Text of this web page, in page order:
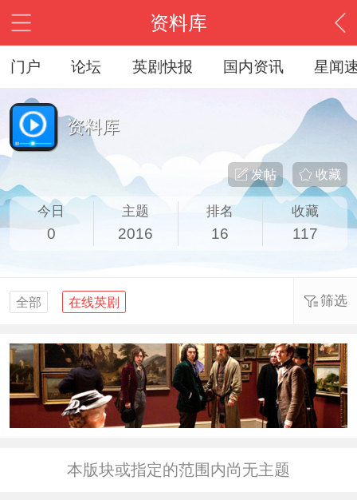
资料库
门户 论坛 英剧快报 国内资讯 星闻
资料库
收藏
发帖
今日
0
主题
2016
排名
16
收藏
117
全部 在线英剧 筛选
本版块或指定的范围内尚无主题